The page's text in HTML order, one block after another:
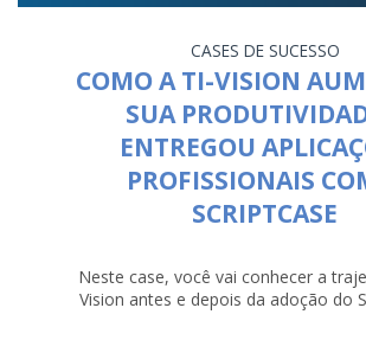
CASES DE SUCESSO
COMO A TI-VISION
SUA
ENTREGOU
PROFISSIONAIS
SCRIPTCASE
Neste case, você vai conhecer a
Vision antes e depois da adoção do